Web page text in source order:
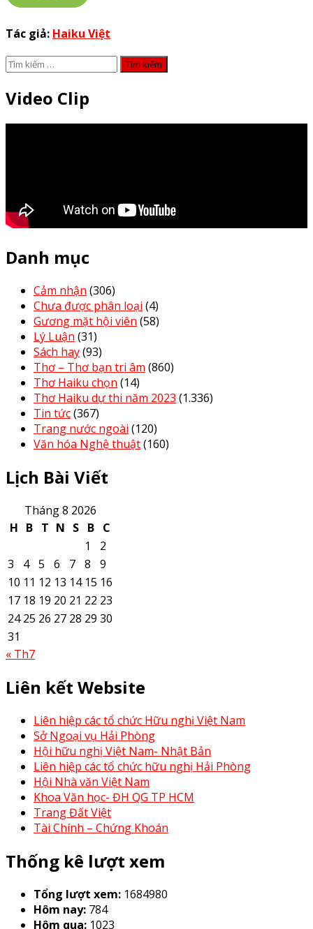
Tác giả: Haiku Việt
Tìm
cho:
Video Clip
Danh mục
Cảm nhận (306)
Chưa được phân loại (4)
Gương mặt hội viên (58)
Lý Luận (31)
Sách hay(93)
Thơ – Thơ bạn tri âm (860)
Thơ Haiku chọn (14)
Thơ Haiku dự thi năm 2023 (1.336)
Tin tức(367)
Trang nước ngoài (120)
Văn hóa Nghệ thuật(160)
Lịch Bài Viết
Tháng 8 2026
H B T N S B C
1
2
3
4 5 6 7 8
9
10 11 12 13 14 15 16
17 18 19 20 21 22 23
24 25 26 27 28 29 30
31
« Th7
Liên kết Website
Liên hiệp các tổ chức Hữu nghị Việt Nam
Sở Ngoại vụ Hải Phòng
Hội hữu nghị Việt Nam- Nhật Bản
Liên hiệp các tổ chức hữu nghị Hải Phòng
Hội Nhà văn Việt Nam
Khoa Văn học- ĐH QG TP HCM
Trang Đất Việt
Tài Chính – Chứng Khoán
Thống kê lượt xem
Tổng lượt xem: 1684980
Hôm nay: 784
Hôm qua: 1023